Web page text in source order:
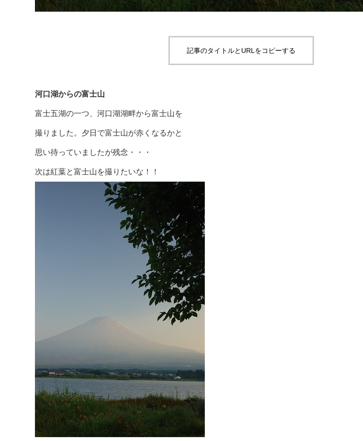
記事のタイトルとURLをコピーする
河口湖からの富士山
富士五湖の一つ、河口湖湖畔から富士山を
撮りました。夕日で富士山が赤くなるかと
思い待っていましたが残念・・・
次は紅葉と富士山を撮りたいな！！